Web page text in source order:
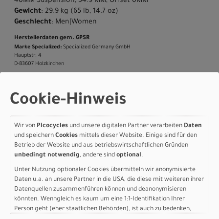
Gewicht: 29.9 kg (65 lb, 14.7 oz)
Geschlecht: Men|Women
Herstellerdaten gem. GPSR
Marke Specialized: Specialized Germany GmbH
Hauptstr. 4
D-83607 Holzkirchen
Varianten
Specialized Turbo Vado 3
EVO 5.0 GLOSS
AMETHYST FROST
Cookie-Hinweis
Wir von Picocycles und unsere digitalen Partner verarbeiten Daten
und speichern Cookies mittels dieser Website. Einige sind für den
Betrieb der Website und aus betriebswirtschaftlichen Gründen
unbedingt notwendig, andere sind optional.
Unter Nutzung optionaler Cookies übermitteln wir anonymisierte
Daten u.a. an unsere Partner in die USA, die diese mit weiteren ihrer
Datenquellen zusammenführen können und deanonymisieren
könnten. Wenngleich es kaum um eine 1:1-Identifikation Ihrer
Person geht (eher staatlichen Behörden), ist auch zu bedenken,